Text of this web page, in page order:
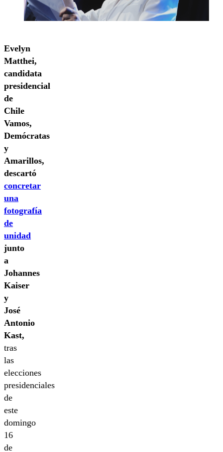
Evelyn
Matthei,
candidata
presidencial
de
Chile
Vamos,
Demócratas
y
Amarillos,
descartó
concretar
una
fotografía
de
unidad
junto
a
Johannes
Kaiser
y
José
Antonio
Kast,
tras
las
elecciones
presidenciales
de
este
domingo
16
de